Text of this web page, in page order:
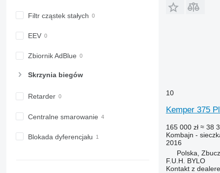
Filtr cząstek stałych
EEV
Zbiornik AdBlue
Skrzynia biegów
Retarder
Centralne smarowanie
Blokada dyferencjału
10
Kemper 375
165 000 zł ≈ 38
Kombajn -
2016
Polska,
F.U.H. BYLO
Kontakt z